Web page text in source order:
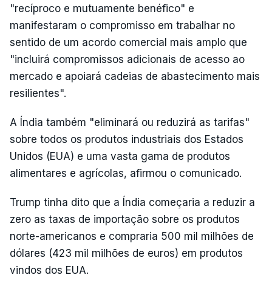
"recíproco e mutuamente benéfico" e
manifestaram o compromisso em trabalhar no
sentido de um acordo comercial mais amplo que
"incluirá compromissos adicionais de acesso ao
mercado e apoiará cadeias de abastecimento mais
resilientes".
A Índia também "eliminará ou reduzirá as tarifas"
sobre todos os produtos industriais dos Estados
Unidos (EUA) e uma vasta gama de produtos
alimentares e agrícolas, afirmou o comunicado.
Trump tinha dito que a Índia começaria a reduzir a
zero as taxas de importação sobre os produtos
norte-americanos e compraria 500 mil milhões de
dólares (423 mil milhões de euros) em produtos
vindos dos EUA.